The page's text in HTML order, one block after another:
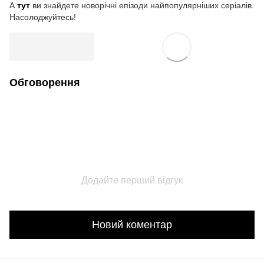
А тут ви знайдете новорічні епізоди найпопулярніших серіалів.
Насолоджуйтесь!
Обговорення
Додайте перший відгук
Новий коментар